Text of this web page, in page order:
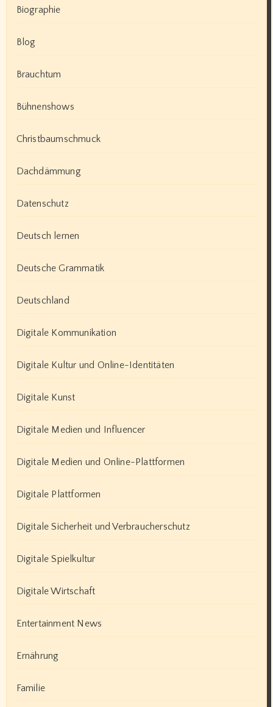
Biographie
Blog
Brauchtum
Bühnenshows
Christbaumschmuck
Dachdämmung
Datenschutz
Deutsch lernen
Deutsche Grammatik
Deutschland
Digitale Kommunikation
Digitale Kultur und Online-Identitäten
Digitale Kunst
Digitale Medien und Influencer
Digitale Medien und Online-Plattformen
Digitale Plattformen
Digitale Sicherheit und Verbraucherschutz
Digitale Spielkultur
Digitale Wirtschaft
Entertainment News
Ernährung
Familie